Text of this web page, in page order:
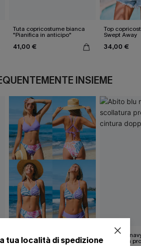
Tuta copricostume bianca
"Pianifica in anticipo"
41,00 €
Top
Swept Away
34,00 €
INSIEME
reversibile e pantaloni a vita
Abito blu
scollatura
tua località di spedizione